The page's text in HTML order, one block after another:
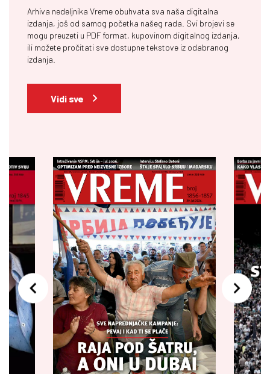
Arhiva nedeljnika Vreme obuhvata sva naša digitalna
izdanja, još od samog početka našeg rada. Svi brojevi se
mogu preuzeti u PDF format, kupovinom digitalnog izdanja,
ili možete pročitati sve dostupne tekstove iz odabranog
izdanja.
Vidi sve